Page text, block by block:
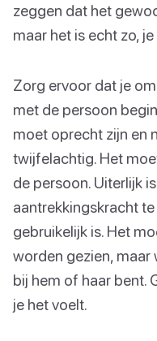
zeggen dat het
maar het is echt zo,
Zorg ervoor dat je
met de persoon
moet oprecht zijn en
twijfelachtig. Het
de persoon. Uiterlijk
aantrekkingskracht
gebruikelijk is. Het
worden gezien, maar
bij hem of haar bent.
je het voelt.